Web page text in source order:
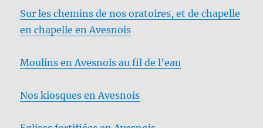
Sur les chemins de nos oratoires, et de chapelle
en chapelle en Avesnois
Moulins en Avesnois au fil de l’eau
Nos kiosques en Avesnois